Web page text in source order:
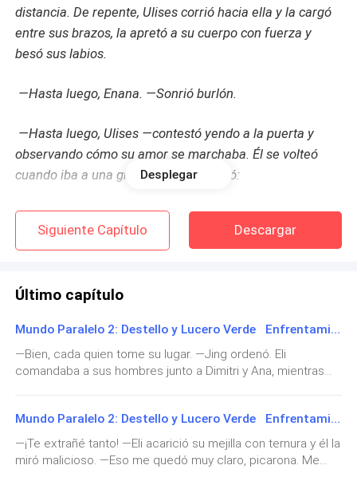
distancia. De repente, Ulises corrió hacia ella y la cargó
entre sus brazos, la apretó a su cuerpo con fuerza y
besó sus labios.
—Hasta luego, Enana. —Sonrió burlón.
—Hasta luego, Ulises —contestó yendo a la puerta y
observando cómo su amor se marchaba. Él se volteó
cuando iba a una gran distancia y gritó:
—¡Es una promesa, mi amor! ¡Eli, enana flacuchenta! ¡¡Te
amo!!
mientras lo veía desaparecer en la oscuridad.
Eli se despertó con lágrimas en los ojos. Tenía mucho
tiempo que no soñaba con él. Tal vez estuvo en sus
sueños, porque ese día él hubiera cumplido sus
Se levantó con tristeza y desanimo, le parecía
increíble e insano que todavía no era capaz de
superarlo. Al principio, se enfocó en traer a Leela y a la
Desplegar
Siguiente Capítulo Descargar
Último capítulo
Mundo Paralelo 2: Destello y Lucero Verde Enfrentamiento final y restauración (fin)
—Bien, cada quien tome su lugar. —Jing ordenó. Eli
comandaba a sus hombres junto a Dimitri y Ana, mientras
Miriam y Darian eran los atalayas y espías. El maestro Chan
seguía en su labor de buscar la piedra. Los hombres de
Leonel Sum habían llegado al mar verde que rodeaba la
región del Fuego. Carros voladores aterrizaron en la orilla
Mundo Paralelo 2: Destello y Lucero Verde Enfrentamiento final y restauración (parte II)
—¡Te extrañé tanto! —Eli acarició su mejilla con ternura y él la
miró malicioso. —Eso me quedó muy claro, picarona. Me